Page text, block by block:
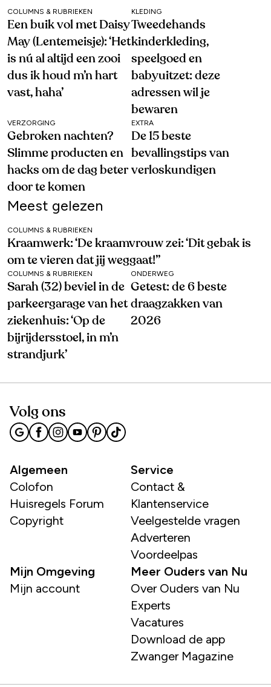
COLUMNS & RUBRIEKEN
Een buik vol met Daisy
May (Lentemeisje): ‘Het
is nú al altijd een zooi
dus ik houd m’n hart
vast, haha’
KLEDING
Tweedehands
kinderkleding,
speelgoed en
babyuitzet: deze
adressen wil je
bewaren
VERZORGING
Gebroken nachten?
Slimme producten en
hacks om de dag beter
door te komen
EXTRA
De 15 beste
bevallingstips van
verloskundigen
Meest gelezen
COLUMNS & RUBRIEKEN
Kraamwerk: ‘De kraamvrouw zei: ‘Dit gebak is
om te vieren dat jij weggaat!’’
COLUMNS & RUBRIEKEN
Sarah (32) beviel in de
parkeergarage van het
ziekenhuis: ‘Op de
bijrijdersstoel, in m’n
strandjurk’
ONDERWEG
Getest: de 6 beste
draagzakken van
2026
Volg ons
Algemeen
Colofon
Huisregels Forum
Copyright
Service
Contact &
Klantenservice
Veelgestelde vragen
Adverteren
Voordeelpas
Mijn Omgeving
Mijn account
Meer Ouders van Nu
Over Ouders van Nu
Experts
Vacatures
Download de app
Zwanger Magazine